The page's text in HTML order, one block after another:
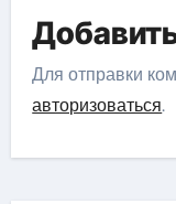
Для отправки
авторизоваться.